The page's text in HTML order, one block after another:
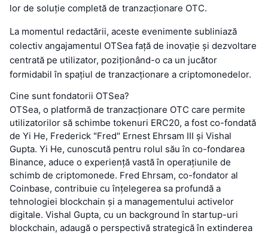
lor de soluție completă de tranzacționare OTC.
La momentul redactării, aceste evenimente subliniază
colectiv angajamentul OTSea față de inovație și dezvoltare
centrată pe utilizator, poziționând-o ca un jucător
formidabil în spațiul de tranzacționare a criptomonedelor.
Cine sunt fondatorii OTSea?
OTSea, o platformă de tranzacționare OTC care permite
utilizatorilor să schimbe tokenuri ERC20, a fost co-fondată
de Yi He, Frederick "Fred" Ernest Ehrsam III și Vishal
Gupta. Yi He, cunoscută pentru rolul său în co-fondarea
Binance, aduce o experiență vastă în operațiunile de
schimb de criptomonede. Fred Ehrsam, co-fondator al
Coinbase, contribuie cu înțelegerea sa profundă a
tehnologiei blockchain și a managementului activelor
digitale. Vishal Gupta, cu un background în startup-uri
blockchain, adaugă o perspectivă strategică în extinderea